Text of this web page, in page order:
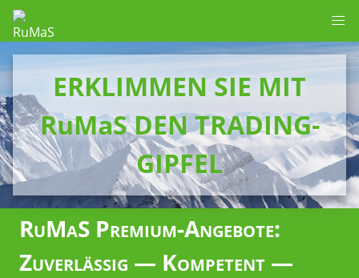
ERKLIMMEN SIE MIT
RuMaS DEN TRADING-
GIPFEL
RuMaS Premium-Angebote:
Zuverlässig — Kompetent —